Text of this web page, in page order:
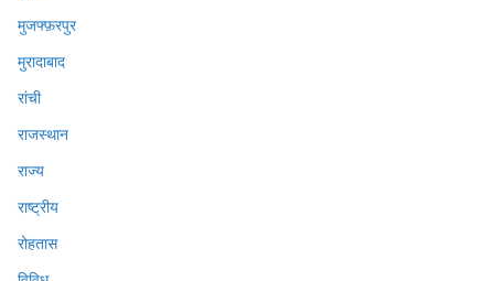
मुजफ्फ़रपुर
मुरादाबाद
रांची
राजस्थान
राज्य
राष्ट्रीय
रोहतास